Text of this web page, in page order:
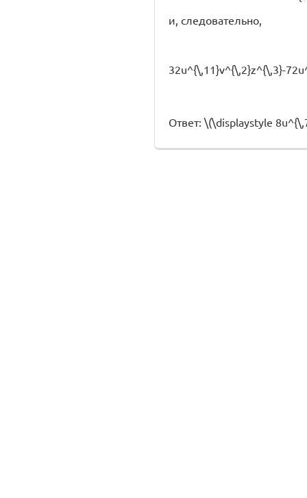
и, следовательно,
32u^{\,11}v^{\,2}z^{\,3}-
Ответ: \(\displaystyle